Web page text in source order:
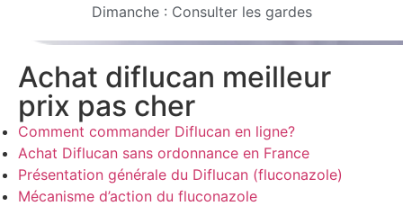
Dimanche : Consulter les gardes
Achat diflucan meilleur
prix pas cher
Comment commander Diflucan en ligne?
Achat Diflucan sans ordonnance en France
Présentation générale du Diflucan (fluconazole)
Mécanisme d’action du fluconazole